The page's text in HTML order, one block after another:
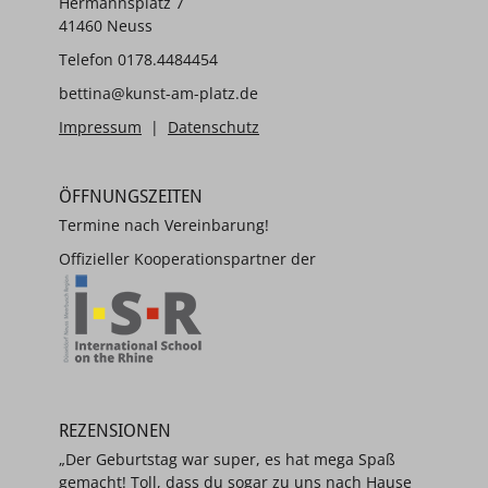
41460 Neuss
Telefon 0178.4484454
bettina@kunst-am-platz.de
Impressum | Datenschutz
ÖFFNUNGSZEITEN
Termine nach Vereinbarung!
Offizieller Kooperationspartner der
REZENSIONEN
„Der Geburtstag war super, es hat mega Spaß
gemacht! Toll, dass du sogar zu uns nach Hause